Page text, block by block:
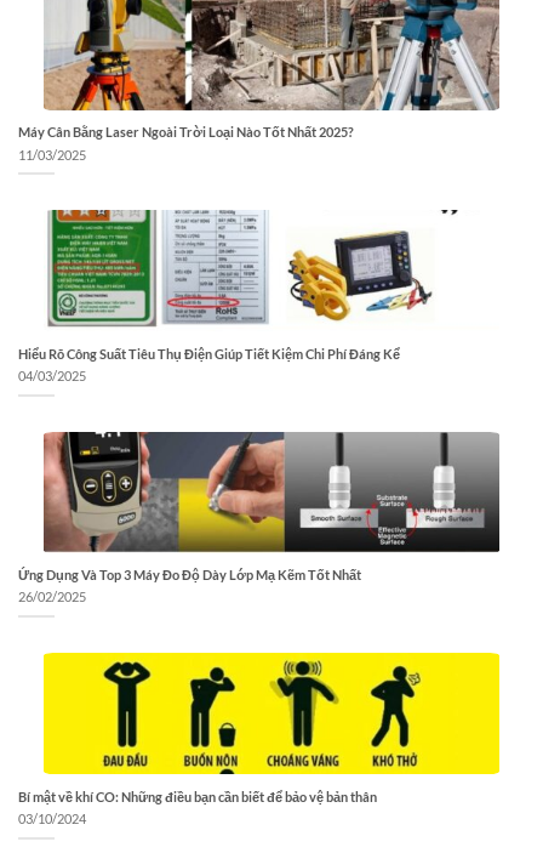
Máy Cân Bằng Laser Ngoài Trời Loại Nào Tốt Nhất 2025?
11/03/2025
Hiểu Rõ Công Suất Tiêu Thụ Điện Giúp Tiết Kiệm Chi Phí Đáng Kể
04/03/2025
Ứng Dụng Và Top 3 Máy Đo Độ Dày Lớp Mạ Kẽm Tốt Nhất
26/02/2025
Bí mật về khí CO: Những điều bạn cần biết để bảo vệ bản thân
03/10/2024